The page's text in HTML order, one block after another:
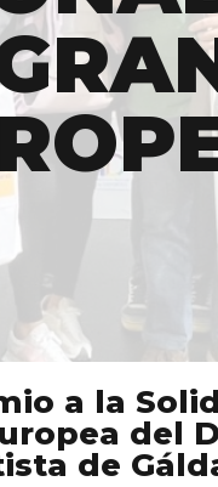
a la
del
de